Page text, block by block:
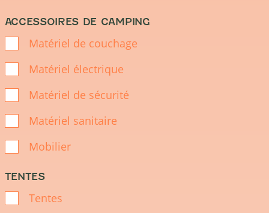
ACCESSOIRES DE CAMPING
Matériel de couchage
Matériel électrique
Matériel de sécurité
Matériel sanitaire
Mobilier
TENTES
Tentes